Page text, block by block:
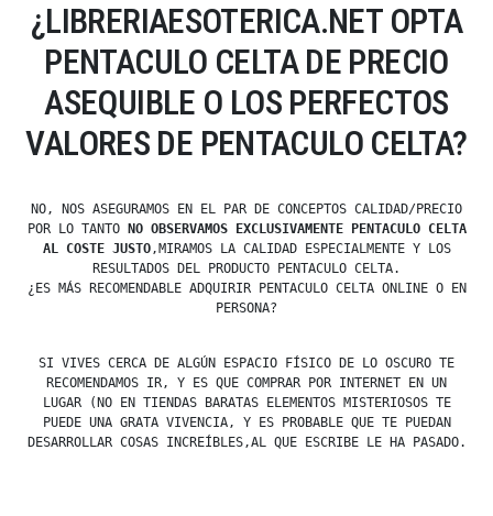
¿LIBRERIAESOTERICA.NET OPTA
PENTACULO CELTA DE PRECIO
ASEQUIBLE O LOS PERFECTOS
VALORES DE PENTACULO CELTA?
NO, NOS ASEGURAMOS EN EL PAR DE CONCEPTOS CALIDAD/PRECIO
POR LO TANTO
NO OBSERVAMOS EXCLUSIVAMENTE PENTACULO CELTA
AL COSTE JUSTO,MIRAMOS LA CALIDAD ESPECIALMENTE Y LOS
RESULTADOS DEL PRODUCTO PENTACULO CELTA.
¿ES MÁS RECOMENDABLE ADQUIRIR PENTACULO CELTA ONLINE O EN
PERSONA?
SI VIVES CERCA DE ALGÚN ESPACIO FÍSICO DE LO OSCURO TE
RECOMENDAMOS IR, Y ES QUE COMPRAR POR INTERNET EN UN
LUGAR (NO EN TIENDAS BARATAS ELEMENTOS MISTERIOSOS TE
PUEDE UNA GRATA VIVENCIA, Y ES PROBABLE QUE TE PUEDAN
DESARROLLAR COSAS INCREÍBLES,AL QUE ESCRIBE LE HA PASADO.